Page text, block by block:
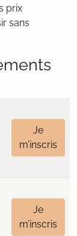
prix
sans
Je
m’inscris
Je
m’inscris